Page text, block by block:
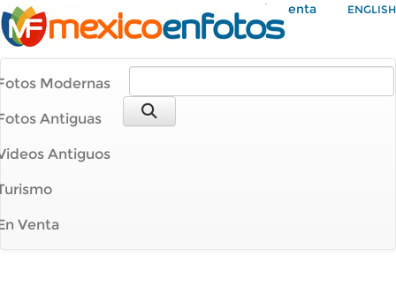
Mi Cuenta ENGLISH
Modernas
Antiguas
Antiguos
Venta